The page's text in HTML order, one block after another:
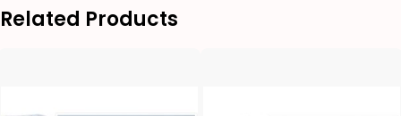
Related Products